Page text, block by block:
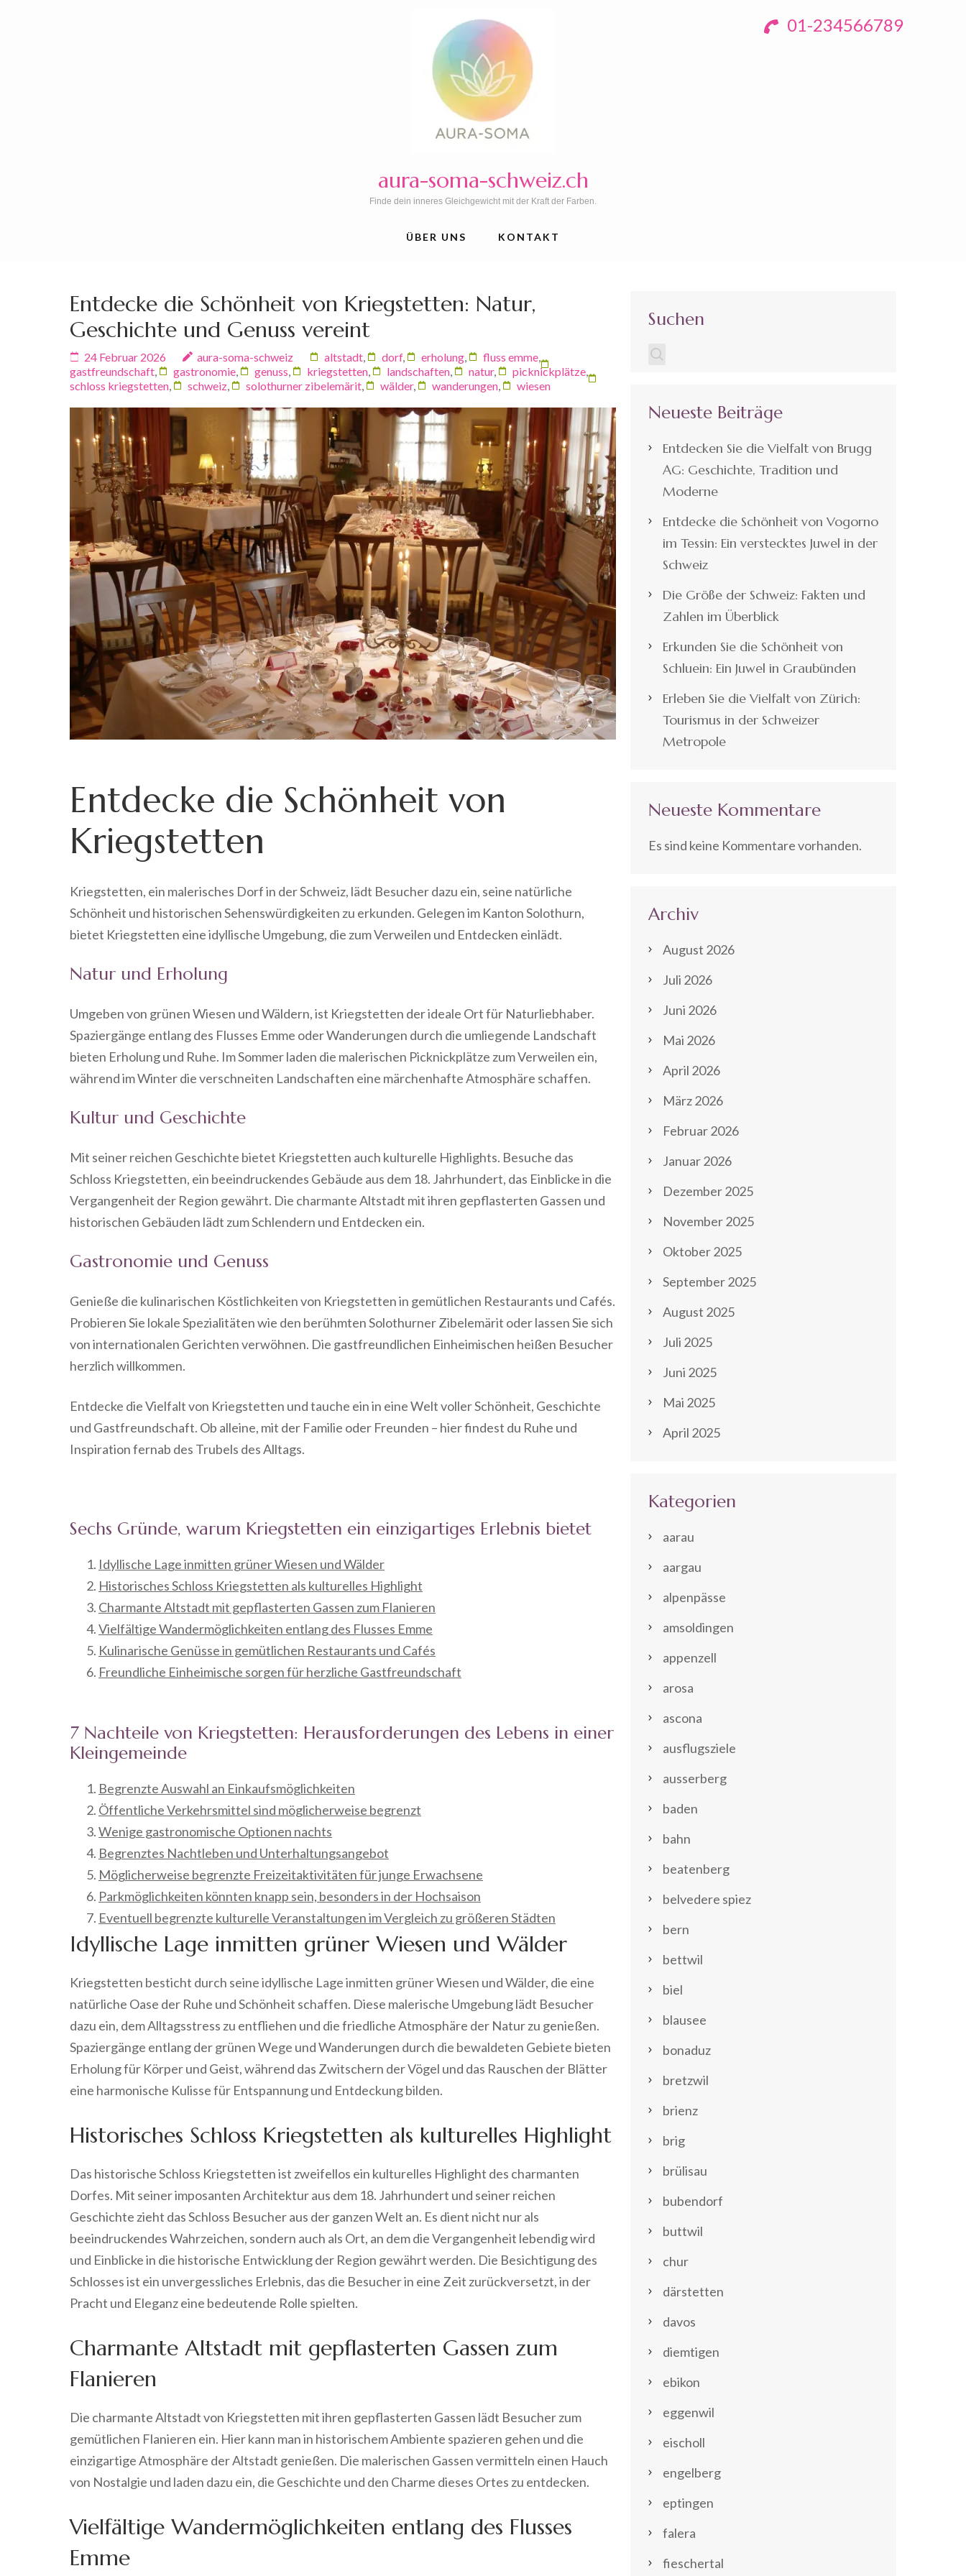
01-234566789
aura-soma-schweiz.ch
Finde dein inneres Gleichgewicht mit der Kraft der Farben.
ÜBER UNS KONTAKT
Entdecke die Schönheit von Kriegstetten: Natur,
Geschichte und Genuss vereint
24 Februar 2026 aura-soma-schweiz altstadt dorf, erholung fluss emme
gastfreundschaft
gastronomie genuss kriegstetten landschaften natur, picknickplätze
schloss kriegstetten
schweiz solothurner zibelemärit wälder, wanderungen wiesen
Entdecke die Schönheit von
Kriegstetten
Kriegstetten, ein malerisches Dorf in der Schweiz, lädt Besucher dazu ein, seine natürliche
Schönheit und historischen Sehenswürdigkeiten zu erkunden. Gelegen im Kanton Solothurn,
bietet Kriegstetten eine idyllische Umgebung, die zum Verweilen und Entdecken einlädt.
Natur und Erholung
Umgeben von grünen Wiesen und Wäldern, ist Kriegstetten der ideale Ort für Naturliebhaber.
Spaziergänge entlang des Flusses Emme oder Wanderungen durch die umliegende Landschaft
bieten Erholung und Ruhe. Im Sommer laden die malerischen Picknickplätze zum Verweilen ein,
während im Winter die verschneiten Landschaften eine märchenhafte Atmosphäre schaffen.
Kultur und Geschichte
Mit seiner reichen Geschichte bietet Kriegstetten auch kulturelle Highlights. Besuche das
Schloss Kriegstetten, ein beeindruckendes Gebäude aus dem 18. Jahrhundert, das Einblicke in die
Vergangenheit der Region gewährt. Die charmante Altstadt mit ihren gepflasterten Gassen und
historischen Gebäuden lädt zum Schlendern und Entdecken ein.
Gastronomie und Genuss
Genieße die kulinarischen Köstlichkeiten von Kriegstetten in gemütlichen Restaurants und Cafés.
Probieren Sie lokale Spezialitäten wie den berühmten Solothurner Zibelemärit oder lassen Sie sich
von internationalen Gerichten verwöhnen. Die gastfreundlichen Einheimischen heißen Besucher
herzlich willkommen.
Entdecke die Vielfalt von Kriegstetten und tauche ein in eine Welt voller Schönheit, Geschichte
und Gastfreundschaft. Ob alleine, mit der Familie oder Freunden – hier findest du Ruhe und
Inspiration fernab des Trubels des Alltags.
Sechs Gründe, warum Kriegstetten ein einzigartiges Erlebnis bietet
Idyllische Lage inmitten grüner Wiesen und Wälder
Historisches Schloss Kriegstetten als kulturelles Highlight
Charmante Altstadt mit gepflasterten Gassen zum Flanieren
Vielfältige Wandermöglichkeiten entlang des Flusses Emme
Kulinarische Genüsse in gemütlichen Restaurants und Cafés
Freundliche Einheimische sorgen für herzliche Gastfreundschaft
7 Nachteile von Kriegstetten: Herausforderungen des Lebens in einer
Kleingemeinde
Begrenzte Auswahl an Einkaufsmöglichkeiten
Öffentliche Verkehrsmittel sind möglicherweise begrenzt
Wenige gastronomische Optionen nachts
Begrenztes Nachtleben und Unterhaltungsangebot
Möglicherweise begrenzte Freizeitaktivitäten für junge Erwachsene
Parkmöglichkeiten könnten knapp sein, besonders in der Hochsaison
Eventuell begrenzte kulturelle Veranstaltungen im Vergleich zu größeren Städten
Idyllische Lage inmitten grüner Wiesen und Wälder
Kriegstetten besticht durch seine idyllische Lage inmitten grüner Wiesen und Wälder, die eine
natürliche Oase der Ruhe und Schönheit schaffen. Diese malerische Umgebung lädt Besucher
dazu ein, dem Alltagsstress zu entfliehen und die friedliche Atmosphäre der Natur zu genießen.
Spaziergänge entlang der grünen Wege und Wanderungen durch die bewaldeten Gebiete bieten
Erholung für Körper und Geist, während das Zwitschern der Vögel und das Rauschen der Blätter
eine harmonische Kulisse für Entspannung und Entdeckung bilden.
Historisches Schloss Kriegstetten als kulturelles Highlight
Das historische Schloss Kriegstetten ist zweifellos ein kulturelles Highlight des charmanten
Dorfes. Mit seiner imposanten Architektur aus dem 18. Jahrhundert und seiner reichen
Geschichte zieht das Schloss Besucher aus der ganzen Welt an. Es dient nicht nur als
beeindruckendes Wahrzeichen, sondern auch als Ort, an dem die Vergangenheit lebendig wird
und Einblicke in die historische Entwicklung der Region gewährt werden. Die Besichtigung des
Schlosses ist ein unvergessliches Erlebnis, das die Besucher in eine Zeit zurückversetzt, in der
Pracht und Eleganz eine bedeutende Rolle spielten.
Charmante Altstadt mit gepflasterten Gassen zum
Flanieren
Die charmante Altstadt von Kriegstetten mit ihren gepflasterten Gassen lädt Besucher zum
gemütlichen Flanieren ein. Hier kann man in historischem Ambiente spazieren gehen und die
einzigartige Atmosphäre der Altstadt genießen. Die malerischen Gassen vermitteln einen Hauch
von Nostalgie und laden dazu ein, die Geschichte und den Charme dieses Ortes zu entdecken.
Vielfältige Wandermöglichkeiten entlang des Flusses
Emme
Suchen
Neueste Beiträge
Entdecken Sie die Vielfalt von Brugg
AG: Geschichte, Tradition und
Moderne
Entdecke die Schönheit von Vogorno
im Tessin: Ein verstecktes Juwel in der
Schweiz
Die Größe der Schweiz: Fakten und
Zahlen im Überblick
Erkunden Sie die Schönheit von
Schluein: Ein Juwel in Graubünden
Erleben Sie die Vielfalt von Zürich:
Tourismus in der Schweizer
Metropole
Neueste Kommentare
Es sind keine Kommentare vorhanden.
Archiv
August 2026
Juli 2026
Juni 2026
Mai 2026
April 2026
März 2026
Februar 2026
Januar 2026
Dezember 2025
November 2025
Oktober 2025
September 2025
August 2025
Juli 2025
Juni 2025
Mai 2025
April 2025
Kategorien
aarau
aargau
alpenpässe
amsoldingen
appenzell
arosa
ascona
ausflugsziele
ausserberg
baden
bahn
beatenberg
belvedere spiez
bern
bettwil
biel
blausee
bonaduz
bretzwil
brienz
brig
brülisau
bubendorf
buttwil
chur
därstetten
davos
diemtigen
ebikon
eggenwil
eischoll
engelberg
eptingen
falera
fieschertal